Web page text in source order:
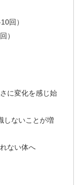
回）
）
に変化を感じ始
しないことが増
ない体へ